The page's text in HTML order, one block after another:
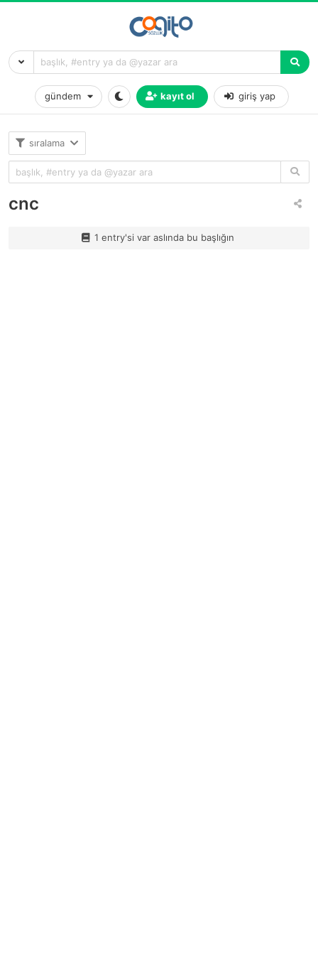
gündem kayıt ol giriş yap
sıralama
cnc
1 entry'si var aslında bu başlığın